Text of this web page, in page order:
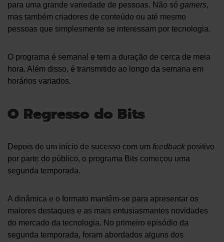
para uma grande variedade de pessoas. Não só gamers,
mas também criadores de conteúdo ou até mesmo
pessoas que simplesmente se interessam por tecnologia.
O programa é semanal e tem a duração de cerca de meia
hora. Além disso, é transmitido ao longo da semana em
horários variados.
O Regresso do Bits
Depois de um início de sucesso com um feedback positivo
por parte do público, o programa Bits começou uma
segunda temporada.
A dinâmica e o formato mantêm-se para apresentar os
maiores destaques e as mais entusiasmantes novidades
do mercado da tecnologia. No primeiro episódio da
segunda temporada, foram abordados alguns dos